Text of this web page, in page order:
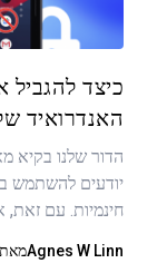
כיצד להגביל
האנדרואיד
הדור שלנו בקיא
יודעים להשתמש
חינמיות. עם זאת,
Agnes W Linnמאת